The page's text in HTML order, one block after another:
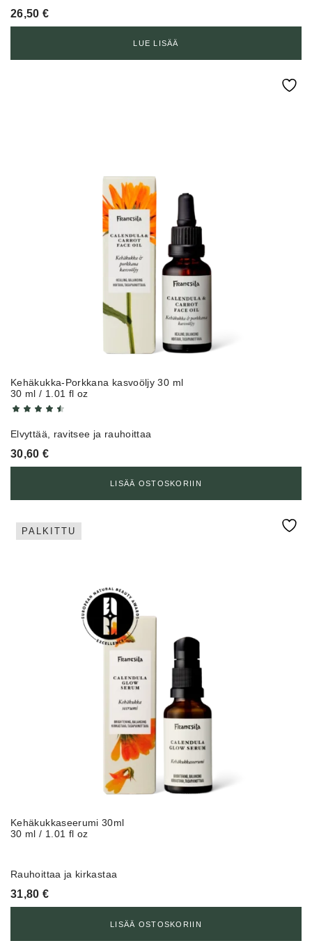
26,50€
LUE LISÄÄ
Kehäkukka-Porkkana kasvoöljy 30 ml
30 ml / 1.01 fl oz
Elvyttää, ravitsee ja rauhoittaa
30,60€
LISÄÄ OSTOSKORIIN
PALKITTU
Kehäkukkaseerumi 30ml
30 ml / 1.01 fl oz
Rauhoittaa ja kirkastaa
31,80€
LISÄÄ OSTOSKORIIN